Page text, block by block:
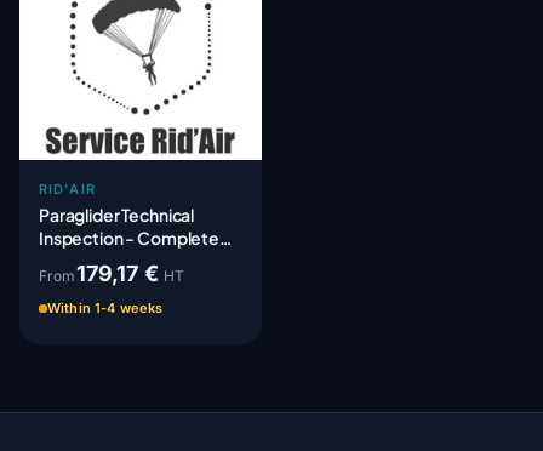
RID'AIR
Paraglider Technical
Inspection - Complete
Periodic Paracheck
From179,17 € HT
Within 1-4 weeks